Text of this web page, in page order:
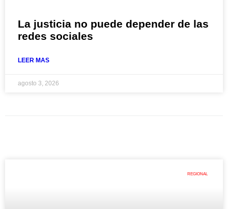
La justicia no puede depender de las
redes sociales
LEER MAS
agosto 3, 2026
REGIONAL